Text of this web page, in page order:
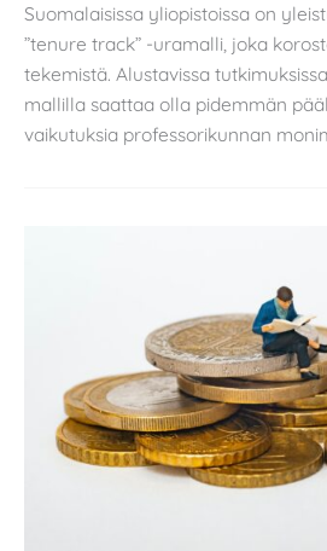
Suomalaisissa yliopistoissa on
”tenure track” -uramalli, joka
tekemistä. Alustavissa
mallilla saattaa olla pidemmän
vaikutuksia professorikunnan